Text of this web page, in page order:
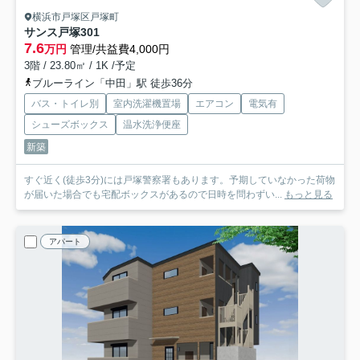
横浜市戸塚区戸塚町
サンス戸塚301
7.6万円 管理/共益費4,000円
3階 / 23.80㎡ / 1K /予定
ブルーライン「中田」駅 徒歩36分
バス・トイレ別 室内洗濯機置場 エアコン
電気有
シューズボックス
温水洗浄便座
新築
すぐ近く(徒歩3分)には戸塚警察署もあります。予期していなかった荷物
が届いた場合でも宅配ボックスがあるので日時を問わずい... もっと見る
アパート